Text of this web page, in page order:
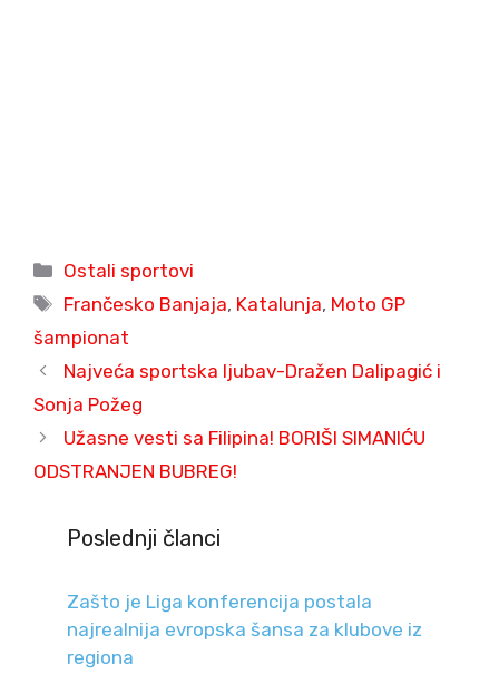
Categories
Ostali sportovi
Tags
Frančesko Banjaja, Katalunja, Moto GP
šampionat
Najveća sportska ljubav-Dražen Dalipagić i
Sonja Požeg
Užasne vesti sa Filipina! BORIŠI SIMANIĆU
ODSTRANJEN BUBREG!
Poslednji članci
Zašto je Liga konferencija postala
najrealnija evropska šansa za klubove iz
regiona